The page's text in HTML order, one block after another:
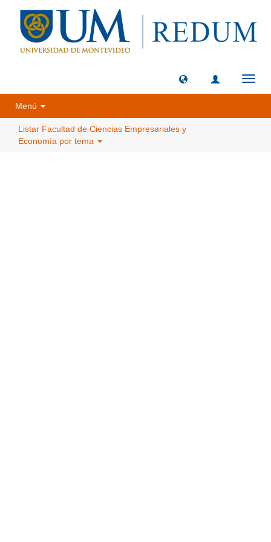
Menú
Listar Facultad de Ciencias Empresariales y
Economía por tema